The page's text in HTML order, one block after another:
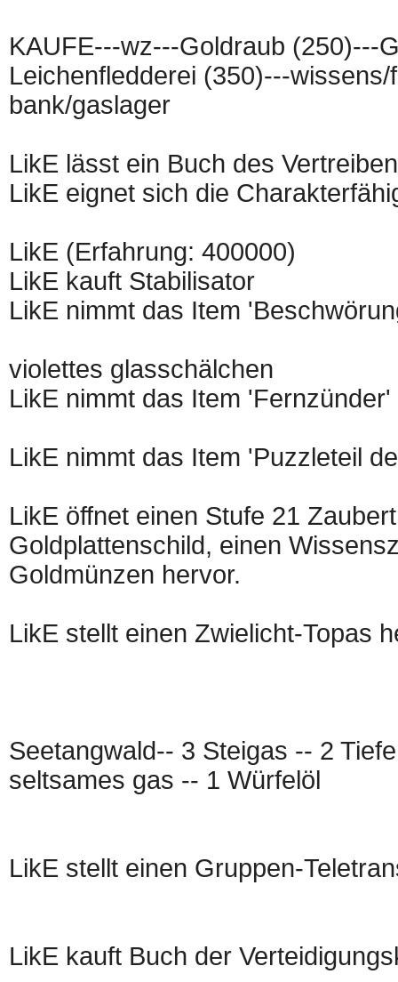
KAUFE---wz---Goldraub (250)---
Leichenfledderei (350)---
bank/gaslager
LikE lässt ein Buch des
LikE eignet sich die
LikE (Erfahrung: 400000)
LikE kauft Stabilisator
LikE nimmt das Item
violettes glasschälchen
LikE nimmt das Item 'Fernzünder'
LikE nimmt das Item 'Puzzleteil
LikE öffnet einen Stufe 21
Goldplattenschild, einen
Goldmünzen hervor.
LikE stellt einen Zwielicht-Topas
Seetangwald-- 3 Steigas -- 2
seltsames gas -- 1 Würfelöl
LikE stellt einen Gruppen-
LikE kauft Buch der